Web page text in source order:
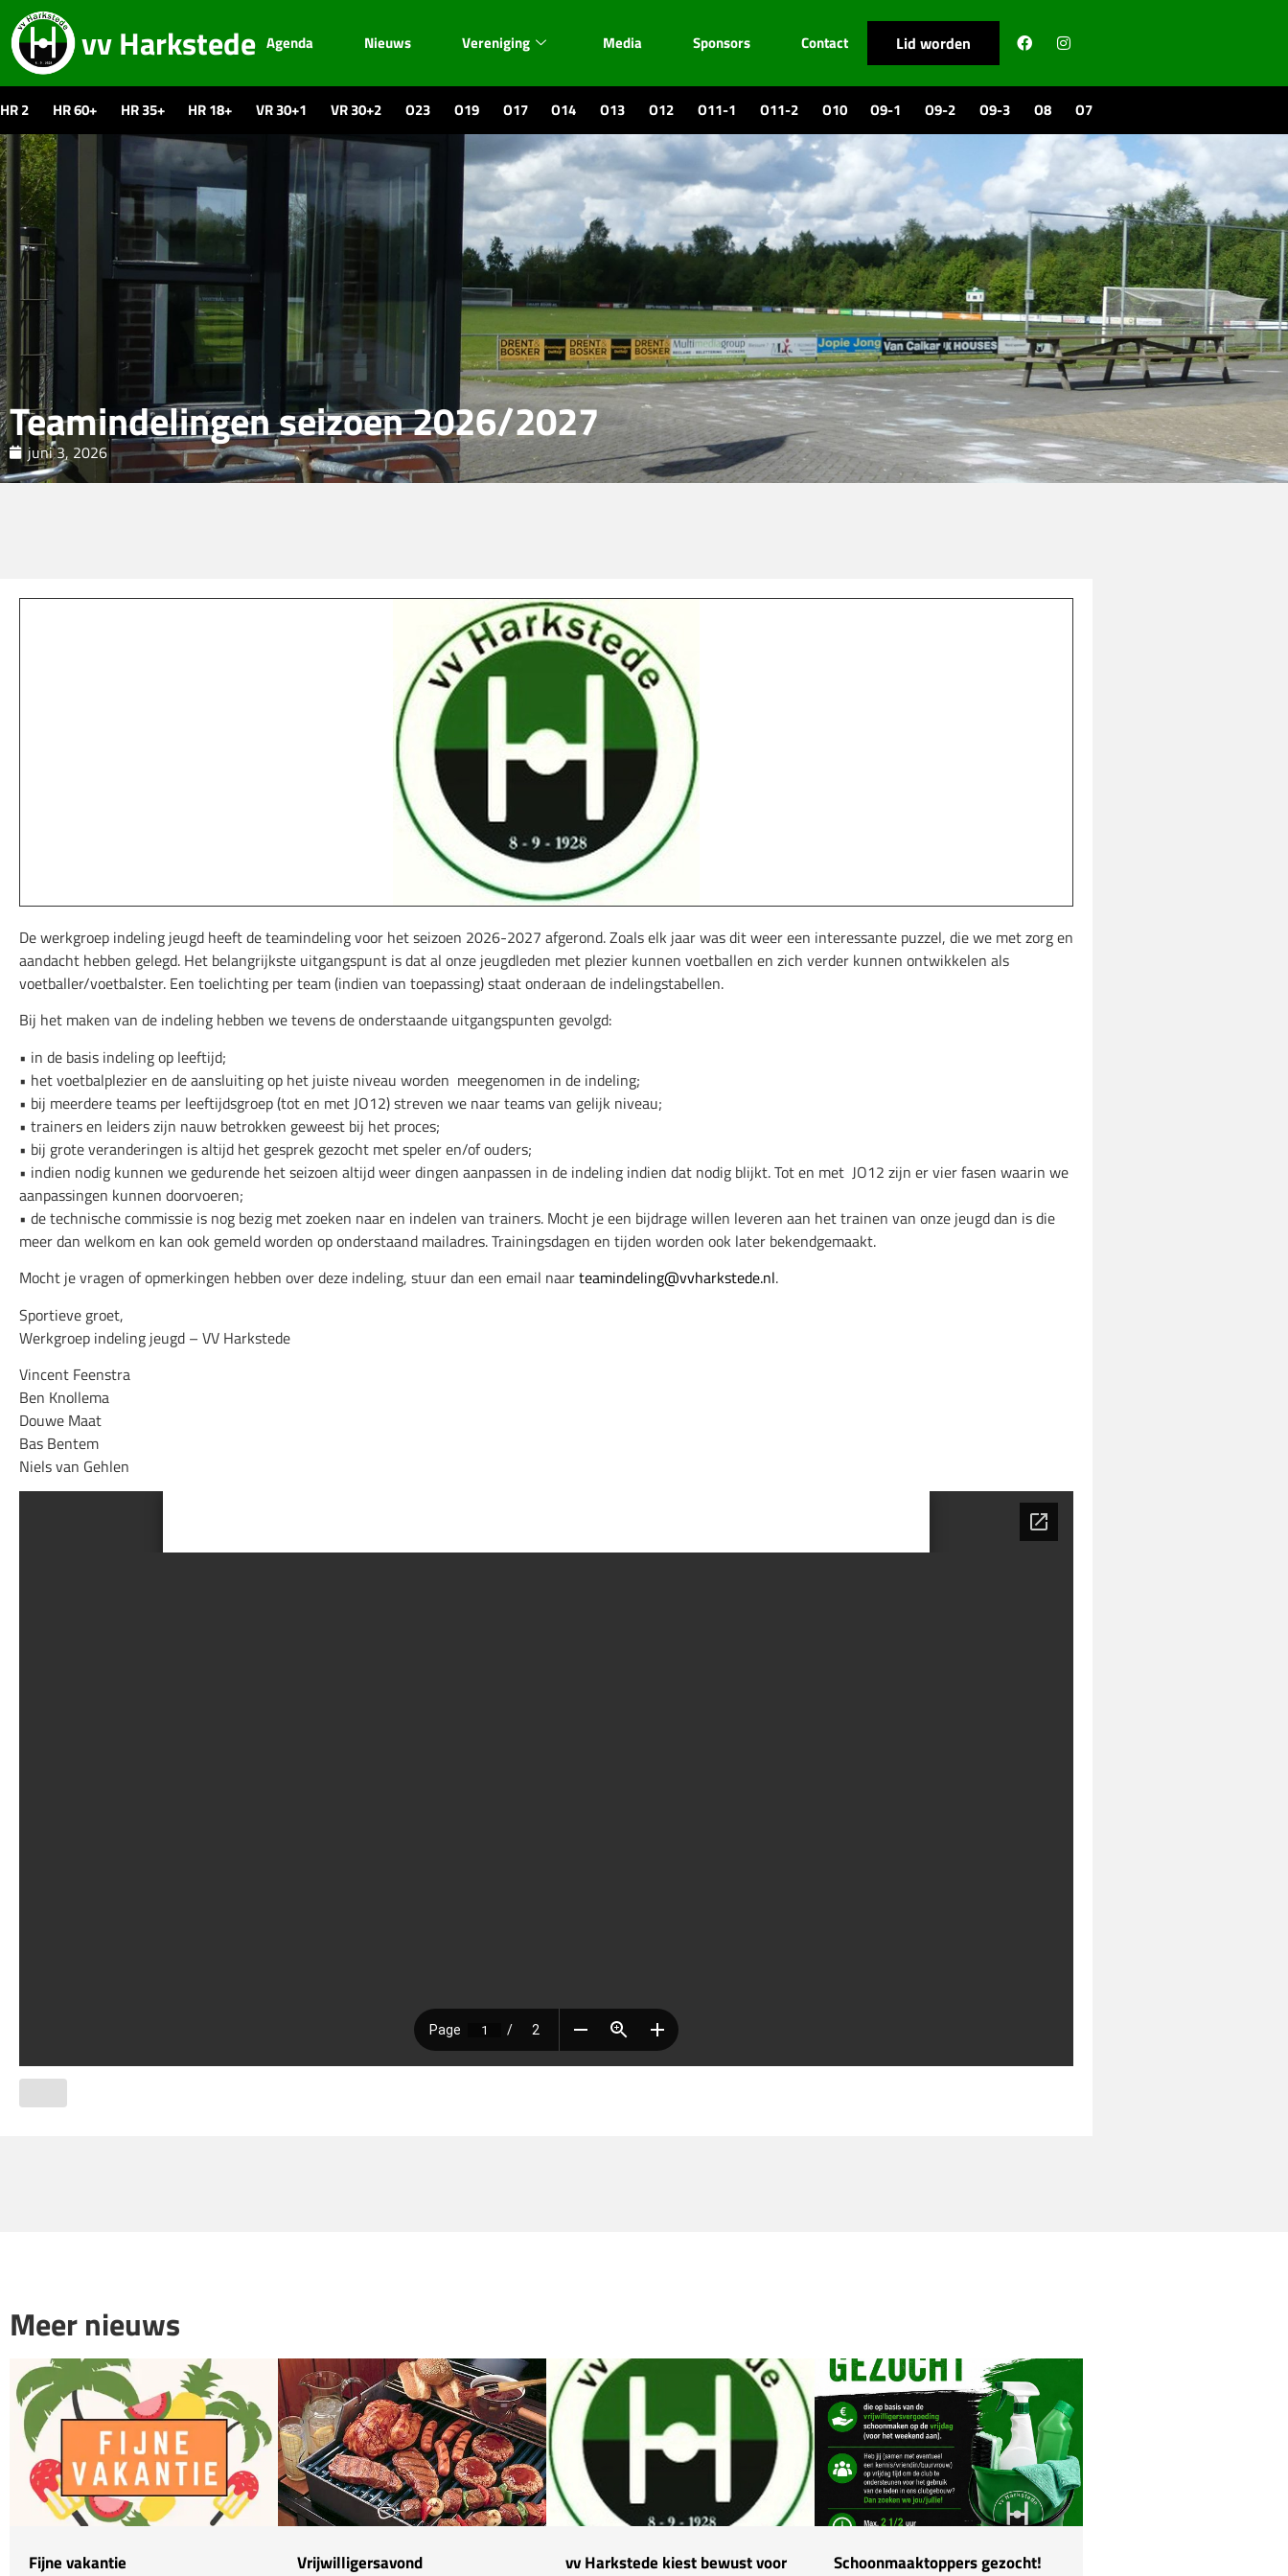
vv Harkstede Agenda Nieuws Vereniging Media Sponsors Contact Lid worden
HR 2 HR 60+ HR 35+ HR 18+ VR 30+1 VR 30+2 O23 O19 O17 O14 O13 O12 O11-1 O11-2 O10 O9-1 O9-2 O9-3 O8 O7
Teamindelingen seizoen 2026/2027
juni 3, 2026
De werkgroep indeling jeugd heeft de teamindeling voor het seizoen 2026-2027 afgerond. Zoals elk jaar was dit weer een interessante puzzel, die we met zorg en
aandacht hebben gelegd. Het belangrijkste uitgangspunt is dat al onze jeugdleden met plezier kunnen voetballen en zich verder kunnen ontwikkelen als
voetballer/voetbalster. Een toelichting per team (indien van toepassing) staat onderaan de indelingstabellen.
Bij het maken van de indeling hebben we tevens de onderstaande uitgangspunten gevolgd:
• in de basis indeling op leeftijd;
• het voetbalplezier en de aansluiting op het juiste niveau worden meegenomen in de indeling;
• bij meerdere teams per leeftijdsgroep (tot en met JO12) streven we naar teams van gelijk niveau;
• trainers en leiders zijn nauw betrokken geweest bij het proces;
• bij grote veranderingen is altijd het gesprek gezocht met speler en/of ouders;
• indien nodig kunnen we gedurende het seizoen altijd weer dingen aanpassen in de indeling indien dat nodig blijkt. Tot en met JO12 zijn er vier fasen waarin we
aanpassingen kunnen doorvoeren;
• de technische commissie is nog bezig met zoeken naar en indelen van trainers. Mocht je een bijdrage willen leveren aan het trainen van onze jeugd dan is die
meer dan welkom en kan ook gemeld worden op onderstaand mailadres. Trainingsdagen en tijden worden ook later bekendgemaakt.
Mocht je vragen of opmerkingen hebben over deze indeling, stuur dan een email naarteamindeling@vvharkstede.nl.
Sportieve groet,
Werkgroep indeling jeugd – VV Harkstede
Vincent Feenstra
Ben Knollema
Douwe Maat
Bas Bentem
Niels van Gehlen
Meer nieuws
Fijne vakantie Vrijwilligersavond vv Harkstede kiest bewust voor Schoonmaaktoppers gezocht!